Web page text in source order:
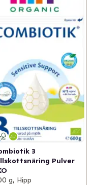
3
Pulver
g, Hipp